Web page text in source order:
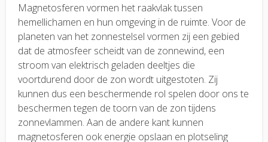
Magnetosferen vormen het raakvlak tussen
hemellichamen en hun omgeving in de ruimte. Voor de
planeten van het zonnestelsel vormen zij een gebied
dat de atmosfeer scheidt van de zonnewind, een
stroom van elektrisch geladen deeltjes die
voortdurend door de zon wordt uitgestoten. Zij
kunnen dus een beschermende rol spelen door ons te
beschermen tegen de toorn van de zon tijdens
zonnevlammen. Aan de andere kant kunnen
magnetosferen ook energie opslaan en plotseling